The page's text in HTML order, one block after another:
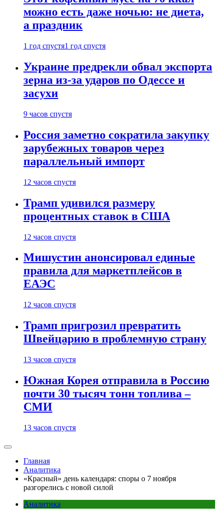
можно есть даже ночью: не диета,
а праздник
1 год спустя1 год спустя
Украине предрекли обвал экспорта
зерна из-за ударов по Одессе и
засухи
9 часов спустя
Россия заметно сократила закупку
зарубежных товаров через
параллельный импорт
12 часов спустя
Трамп удивился размеру
процентных ставок в США
12 часов спустя
Мишустин анонсировал единые
правила для маркетплейсов в
ЕАЭС
12 часов спустя
Трамп пригрозил превратить
Швейцарию в проблемную страну
13 часов спустя
Южная Корея отправила в Россию
почти 30 тысяч тонн топлива –
СМИ
13 часов спустя
Главная
Аналитика
«Красный» день календаря: споры о 7 ноября
разгорелись с новой силой
Аналитика